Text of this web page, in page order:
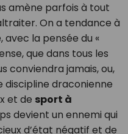
amène parfois à tout
On a tendance à
la pensée du «
que dans tous les
conviendra jamais, ou,
discipline draconienne
et de sport à
devient un ennemi qui
d’état négatif et de